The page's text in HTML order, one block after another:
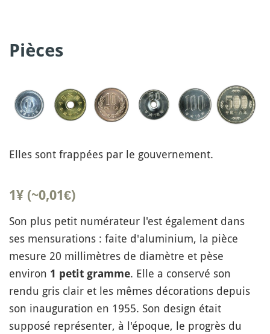
Pièces
Elles sont frappées par le gouvernement.
1¥ (~0,01€)
Son plus petit numérateur l'est également dans
ses mensurations : faite d'aluminium, la pièce
mesure 20 millimètres de diamètre et pèse
environ 1 petit gramme. Elle a conservé son
rendu gris clair et les mêmes décorations depuis
son inauguration en 1955. Son design était
supposé représenter, à l'époque, le progrès du